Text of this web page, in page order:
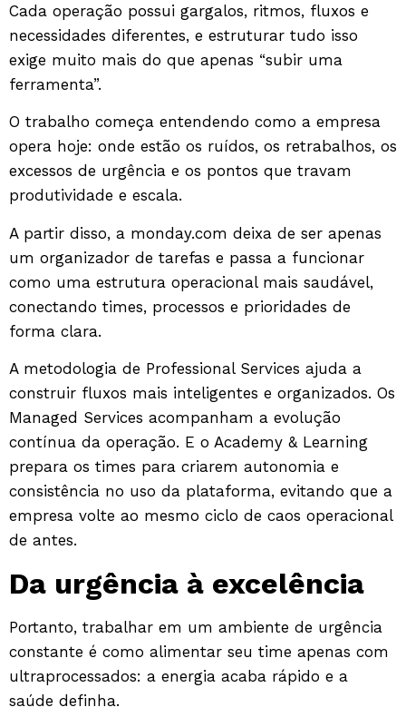
Cada operação possui gargalos, ritmos, fluxos e
necessidades diferentes, e estruturar tudo isso
exige muito mais do que apenas “subir uma
ferramenta”.
O trabalho começa entendendo como a empresa
opera hoje: onde estão os ruídos, os retrabalhos, os
excessos de urgência e os pontos que travam
produtividade e escala.
A partir disso, a monday.com deixa de ser apenas
um organizador de tarefas e passa a funcionar
como uma estrutura operacional mais saudável,
conectando times, processos e prioridades de
forma clara.
A metodologia de Professional Services ajuda a
construir fluxos mais inteligentes e organizados. Os
Managed Services acompanham a evolução
contínua da operação. E o Academy & Learning
prepara os times para criarem autonomia e
consistência no uso da plataforma, evitando que a
empresa volte ao mesmo ciclo de caos operacional
de antes.
Da urgência à excelência
Portanto, trabalhar em um ambiente de urgência
constante é como alimentar seu time apenas com
ultraprocessados: a energia acaba rápido e a
saúde definha.